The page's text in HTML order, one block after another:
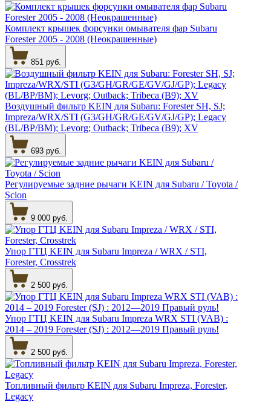
Комплект крышек форсунки омывателя фар Subaru
Forester 2005 - 2008 (Неокрашенные)
851 руб.
Воздушный фильтр KEIN для Subaru: Forester SH, SJ;
Impreza/WRX/STI (G3/GH/GR/GE/GV/GJ/GP); Legacy
(BL/BP/BM); Levorg; Outback; Tribeca (B9); XV
693 руб.
Регулируемые задние рычаги KEIN для Subaru / Toyota /
Scion
9 000 руб.
Упор ГТЦ KEIN для Subaru Impreza / WRX / STI,
Forester, Crosstrek
2 500 руб.
Упор ГТЦ KEIN для Subaru Impreza WRX STI (VAB) :
2014 – 2019 Forester (SJ) : 2012—2019 Правый руль!
2 500 руб.
Топливный фильтр KEIN для Subaru Impreza, Forester,
Legacy